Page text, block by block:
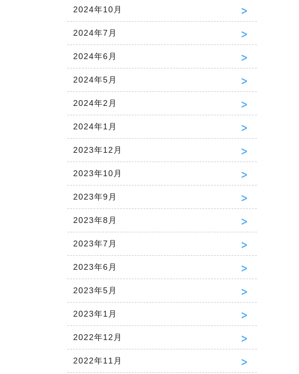
2024年10月
2024年7月
2024年6月
2024年5月
2024年2月
2024年1月
2023年12月
2023年10月
2023年9月
2023年8月
2023年7月
2023年6月
2023年5月
2023年1月
2022年12月
2022年11月